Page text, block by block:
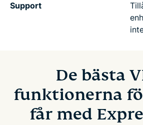
Support
De bästa
funktionerna
får med